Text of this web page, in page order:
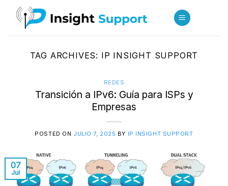
content
TAG ARCHIVES: IP INSIGHT SUPPORT
REDES
Transición a IPv6: Guía para ISPs y
Empresas
POSTED ON JULIO 7, 2025 BY IP INSIGHT SUPPORT
07
Jul